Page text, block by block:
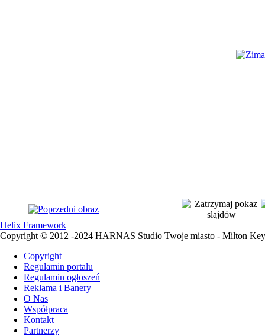
Helix Framework
Copyright © 2012 -2024 HARNAS Studio Twoje miasto - Milton
Copyright
Regulamin portalu
Regulamin ogłoszeń
Reklama i Banery
O Nas
Współpraca
Kontakt
Partnerzy